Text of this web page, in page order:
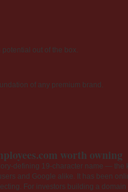
out of the box.
of any premium brand.
worth owning
defining 19-character name — the
and Google alike. It has been
For investors building a